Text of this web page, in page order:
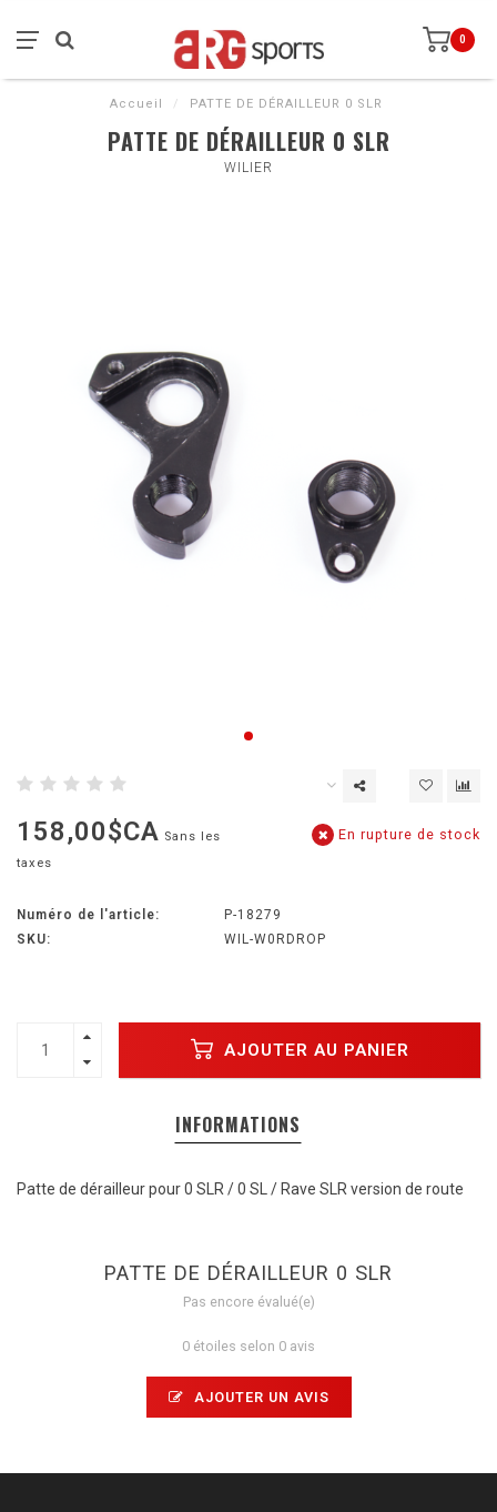
0
Accueil / PATTE DE DÉRAILLEUR 0 SLR
PATTE DE DÉRAILLEUR 0 SLR
WILIER
158,00$CA Sans les
taxes
En rupture de stock
Numéro de l'article:
P-18279
SKU:
WIL-W0RDROP
AJOUTER AU PANIER
INFORMATIONS
Patte de dérailleur pour 0 SLR / 0 SL / Rave SLR version de route
PATTE DE DÉRAILLEUR 0 SLR
Pas encore évalué(e)
0 étoiles selon 0 avis
AJOUTER UN AVIS